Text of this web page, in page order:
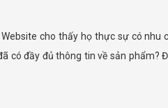
cho thấy họ thực sự có
đầy đủ thông tin về sản phẩm?